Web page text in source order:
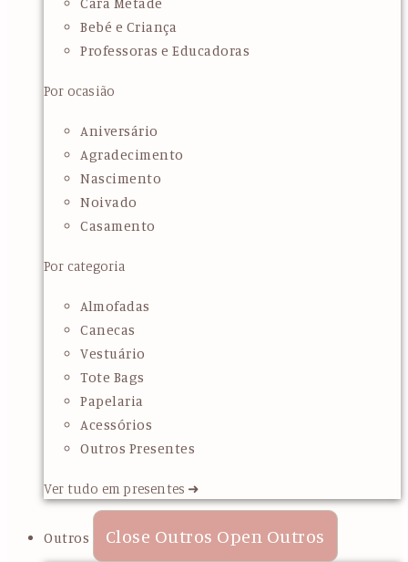
Bebé e Criança
Professoras e Educadoras
Por ocasião
Aniversário
Agradecimento
Nascimento
Noivado
Casamento
Por categoria
Almofadas
Canecas
Vestuário
Tote Bags
Papelaria
Acessórios
Outros Presentes
Ver tudo em presentes ➜
Outros Close Outros Open Outros